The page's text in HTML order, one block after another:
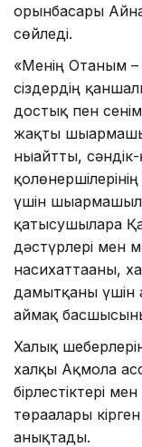
орынбасары
сөйледі.
«Менің Отаным
сіздердің
достық пен
жақты
нығайтты,
үшін
қатысушыларға
дәстүрлері мен
насихаттағаны,
дамытқаны үшін
аймақ
Халық
халқы Ақмола
бірлестіктері
төрағалары
анықтады.